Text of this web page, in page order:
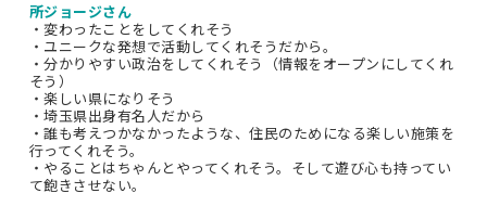
所ジョージさん
・変わったことをしてくれそう
・ユニークな発想で活動してくれそうだから。
・分かりやすい政治をしてくれそう（情報をオープンにしてくれ
そう）
・楽しい県になりそう
・埼玉県出身有名人だから
・誰も考えつかなかったような、住民のためになる楽しい施策を
行ってくれそう。
・やることはちゃんとやってくれそう。そして遊び心も持ってい
て飽きさせない。